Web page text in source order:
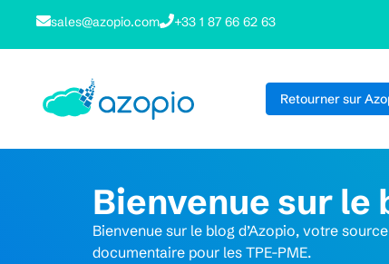
sales@azopio.com +33 1 87 66 62 63
Retourner sur
Bienvenue sur le
Bienvenue sur le blog d’Azopio, votre
documentaire pour les TPE-PME.